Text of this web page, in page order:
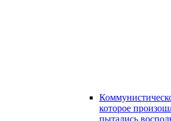
которое
пытались